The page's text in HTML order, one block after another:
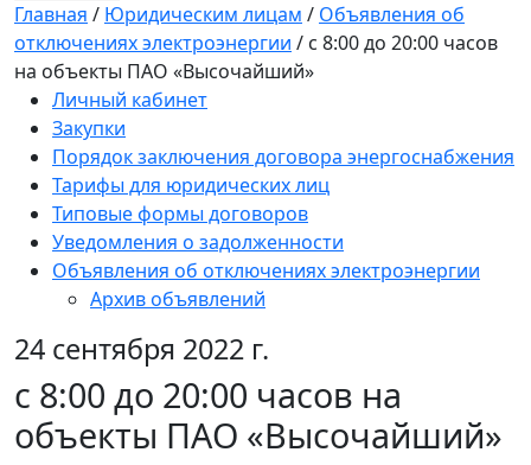
Главная / Юридическим лицам / Объявления об
отключениях электроэнергии / с 8:00 до 20:00 часов
на объекты ПАО «Высочайший»
Личный кабинет
Закупки
Порядок заключения договора энергоснабжения
Тарифы для юридических лиц
Типовые формы договоров
Уведомления о задолженности
Объявления об отключениях электроэнергии
Архив объявлений
24 сентября 2022 г.
с 8:00 до 20:00 часов на
объекты ПАО «Высочайший»